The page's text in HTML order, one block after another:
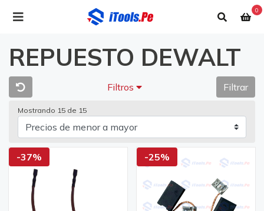
0
REPUESTO DEWALT
Filtros Filtrar
Mostrando 15 de 15
-37% -25%